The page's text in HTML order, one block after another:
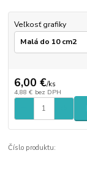
Veľkosť grafiky
6,00 €/ks
4,88 € bez DPH
Číslo produktu: